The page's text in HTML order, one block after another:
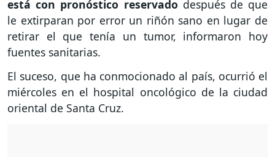
está con pronóstico reservado después de que
le extirparan por error un riñón sano en lugar de
retirar el que tenía un tumor, informaron hoy
fuentes sanitarias.
El suceso, que ha conmocionado al país, ocurrió el
miércoles en el hospital oncológico de la ciudad
oriental de Santa Cruz.